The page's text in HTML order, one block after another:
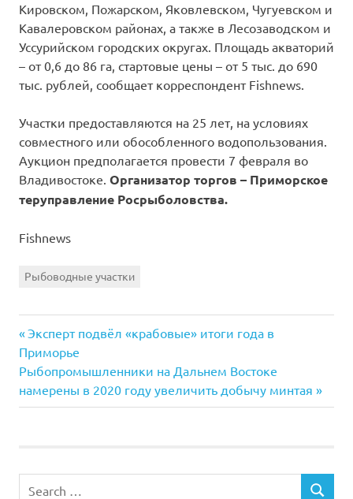
Кировском, Пожарском, Яковлевском, Чугуевском и
Кавалеровском районах, а также в Лесозаводском и
Уссурийском городских округах. Площадь акваторий
– от 0,6 до 86 га, стартовые цены – от 5 тыс. до 690
тыс. рублей, сообщает корреспондент Fishnews.
Участки предоставляются на 25 лет, на условиях
совместного или обособленного водопользования.
Аукцион предполагается провести 7 февраля во
Владивостоке. Организатор торгов – Приморское
теруправление Росрыболовства.
Fishnews
Рыбоводные участки
Навигация
по
записям
Previous
Post:
Эксперт подвёл «крабовые» итоги года в
Приморье
Next
Post:
Рыбопромышленники на Дальнем Востоке
намерены в 2020 году увеличить добычу минтая